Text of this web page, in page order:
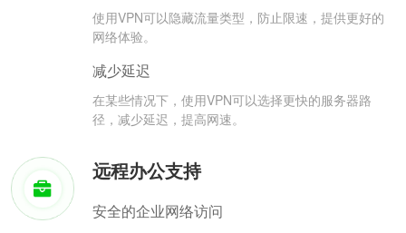
使用VPN可以隐藏流量类型，防止限速，提供更好的
网络体验。
减少延迟
在某些情况下，使用VPN可以选择更快的服务器路
径，减少延迟，提高网速。
远程办公支持
安全的企业网络访问